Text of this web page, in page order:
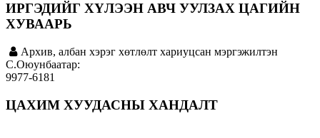
ИРГЭДИЙГ ХҮЛЭЭН АВЧ УУЛЗАХ ЦАГИЙН
ХУВААРЬ
Архив, албан хэрэг хөтлөлт хариуцсан мэргэжилтэн
C.Оюунбаатар:
9977-6181
ЦАХИМ ХУУДАСНЫ ХАНДАЛТ